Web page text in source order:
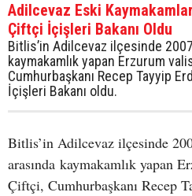
Adilcevaz Eski
Çiftçi İçişleri Bakanı Oldu
Bitlis’in Adilcevaz ilçesinde
kaymakamlık yapan Erzurum
Cumhurbaşkanı Recep Tayyip
İçişleri Bakanı oldu.
Bitlis’in Adilcevaz ilçesinde
arasında kaymakamlık yapan
Çiftçi, Cumhurbaşkanı Recep